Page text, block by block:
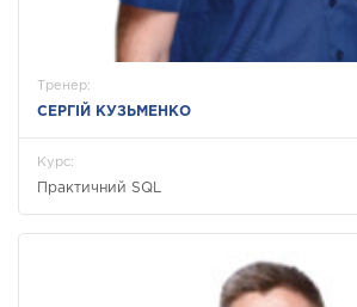
Тренер:
СЕРГІЙ КУЗЬМЕНКО
Курс:
Практичний SQL